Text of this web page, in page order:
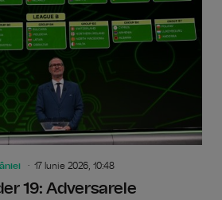
17 Iunie 2026, 10:48
19: Adversarele